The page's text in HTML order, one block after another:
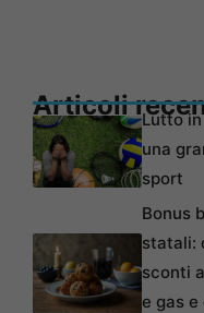
Articoli
Lutto
una
sport
Bonus
statali:
sconti
e gas